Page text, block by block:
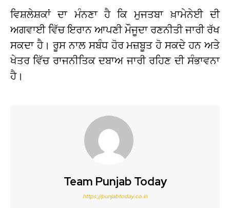
ਵਿਸ਼ਲੇਸ਼ਕਾਂ ਦਾ ਮੰਨਣਾ ਹੈ ਕਿ ਮੁਜਤਬਾ ਖ਼ਾਮੇਨੇਈ ਦੀ
ਅਗਵਾਈ ਵਿੱਚ ਇਰਾਨ ਆਪਣੀ ਮੌਜੂਦਾ ਰਣਨੀਤੀ ਜਾਰੀ ਰੱਖ
ਸਕਦਾ ਹੈ। ਰੂਸ ਨਾਲ ਸਬੰਧ ਹੋਰ ਮਜ਼ਬੂਤ ਹੋ ਸਕਦੇ ਹਨ ਅਤੇ
ਖੇਤਰ ਵਿੱਚ ਰਾਜਨੀਤਿਕ ਦਬਾਅ ਜਾਰੀ ਰਹਿਣ ਦੀ ਸੰਭਾਵਨਾ
ਹੈ।
Team Punjab Today
https://punjabtoday.co.in